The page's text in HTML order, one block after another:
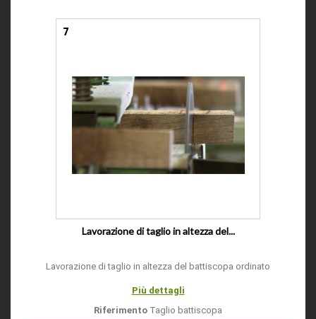
7
Lavorazione di taglio in altezza del...
Lavorazione di taglio in altezza del battiscopa ordinato
Più dettagli
Riferimento Taglio battiscopa